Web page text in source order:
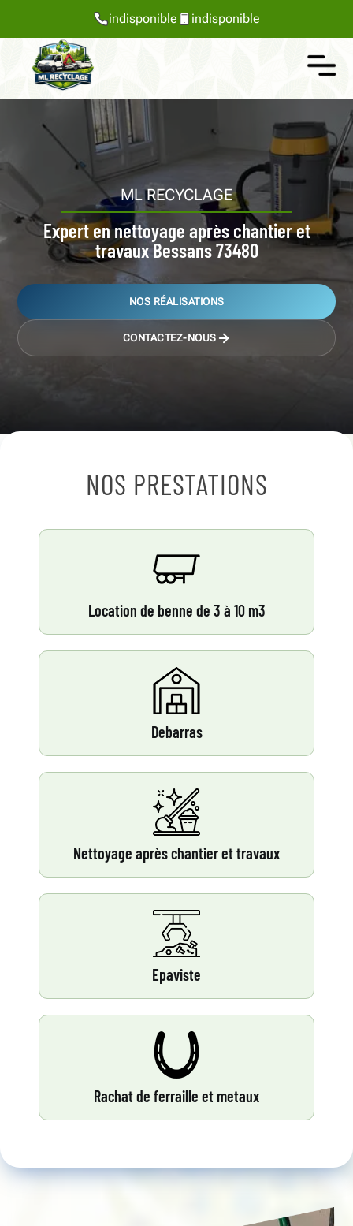
indisponible indisponible
ML RECYCLAGE
Expert en nettoyage après chantier et
travaux Bessans 73480
NOS RÉALISATIONS
CONTACTEZ-NOUS
NOS PRESTATIONS
Location de benne de 3 à 10 m3
Debarras
Nettoyage après chantier et travaux
Epaviste
Rachat de ferraille et metaux